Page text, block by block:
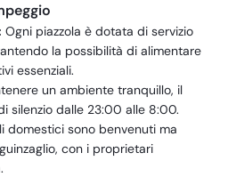
Ogni piazzola è dotata di servizio
la possibilità di alimentare
essenziali.
un ambiente tranquillo, il
silenzio dalle 23:00 alle 8:00.
domestici sono benvenuti ma
con i proprietari